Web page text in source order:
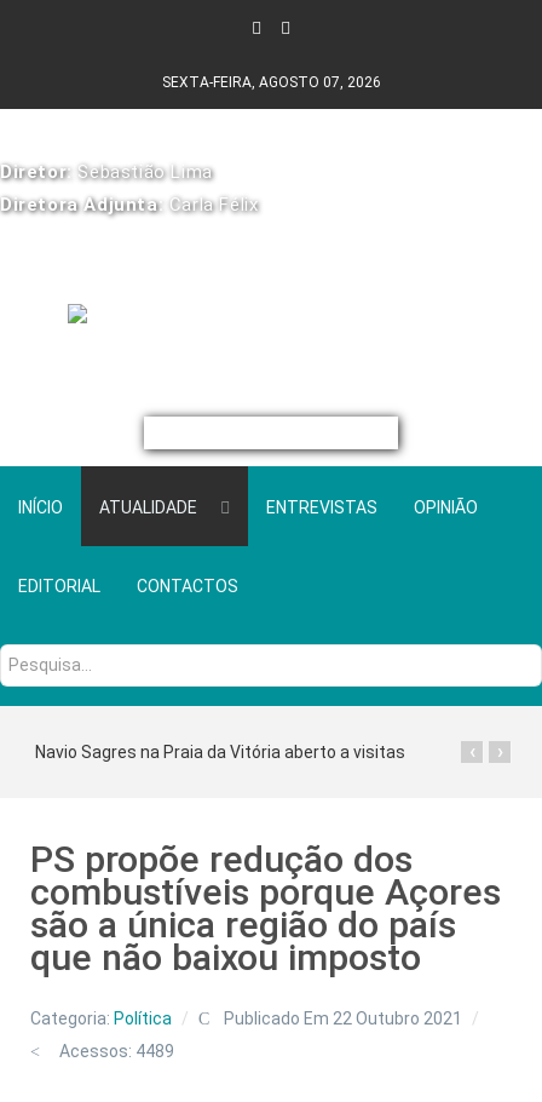
SEXTA-FEIRA, AGOSTO 07, 2026
Diretor: Sebastião Lima
Diretora Adjunta: Carla Félix
INÍCIO ATUALIDADE ENTREVISTAS OPINIÃO
EDITORIAL CONTACTOS
Pesquisa...
Navio Sagres na Praia da Vitória aberto a visitas ›
‹
PS propõe redução dos
combustíveis porque Açores
são a única região do país
que não baixou imposto
Categoria: Política
Publicado Em 22 Outubro 2021
Acessos: 4489